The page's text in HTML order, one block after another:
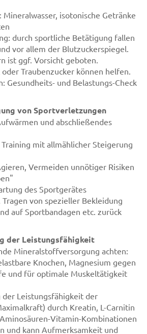
Mineralwasser, isotonische Getränke
durch sportliche Betätigung fallen
vor allem der Blutzuckerspiegel.
ist ggf. Vorsicht geboten.
Traubenzucker können helfen.
Gesundheits- und Belastungs-Check
von Sportverletzungen
und abschließendes
mit allmählicher Steigerung
Vermeiden unnötiger Risiken
des Sportgerätes
von spezieller Bekleidung
auf Sportbandagen etc. zurück
der Leistungsfähigkeit
Mineralstoffversorgung achten:
Knochen, Magnesium gegen
und für optimale Muskeltätigkeit
der Leistungsfähigkeit der
durch Kreatin, L-Carnitin
Vitamin-Kombinationen
und kann Aufmerksamkeit und